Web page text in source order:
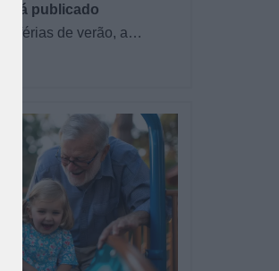
- já publicado
férias de verão, a
fez uma parceria com
livraria…